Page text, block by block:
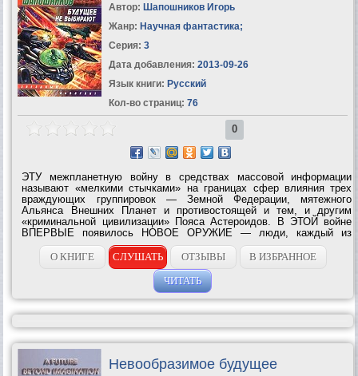
Автор: Шапошников Игорь
Жанр: Научная фантастика;
Серия: 3
Дата добавления: 2013-09-26
Язык книги: Русский
Кол-во страниц: 76
0
ЭТУ межпланетную войну в средствах массовой информации
называют «мелкими стычками» на границах сфер влияния трех
враждующих группировок — Земной Федерации, мятежного
Альянса Внешних Планет и противостоящей и тем, и другим
«криминальной цивилизации» Пояса Астероидов. В ЭТОЙ войне
ВПЕРВЫЕ появилось НОВОЕ ОРУЖИЕ — люди, каждый из
которых способен управлять целым звеном боевых кораблей при
помощи парапсихологических...
О КНИГЕ СЛУШАТЬ ОТЗЫВЫ
В ИЗБРАННОЕ
ЧИТАТЬ
Невообразимое будущее